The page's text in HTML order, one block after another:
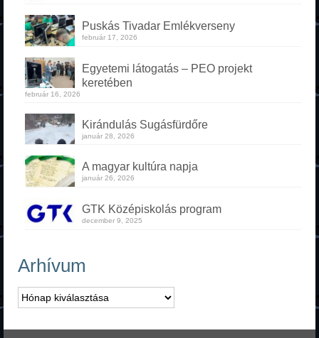
Puskás Tivadar Emlékverseny
február 17, 2026
Egyetemi látogatás – PEO projekt
keretében
február 16, 2026
Kirándulás Sugásfürdőre
január 28, 2026
A magyar kultúra napja
január 26, 2026
GTK Középiskolás program
december 9, 2025
Arhívum
Arhívum